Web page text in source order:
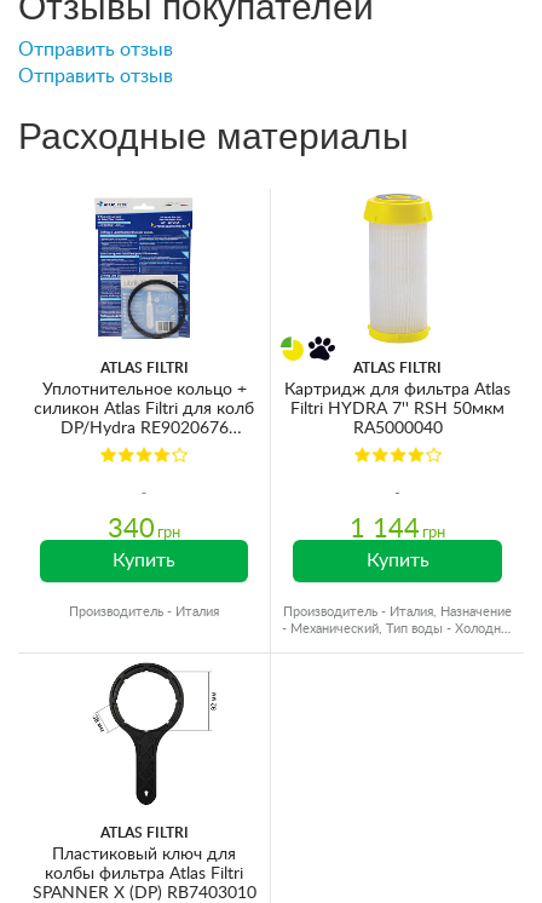
Отправить отзыв
Отправить отзыв
Расходные материалы
ATLAS FILTRI
Уплотнительное кольцо +
силикон Atlas Filtri для колб
DP/Hydra RE9020676
Ø84х3.5мм
340 грн
Купить
Производитель - Италия
ATLAS FILTRI
Картридж для фильтра Atlas
Filtri HYDRA 7'' RSH 50мкм
RA5000040
1 144 грн
Купить
Производитель - Италия, Назначение
- Механический, Тип воды - Холодная
ATLAS FILTRI
Пластиковый ключ для
колбы фильтра Atlas Filtri
SPANNER X (DP) RB7403010